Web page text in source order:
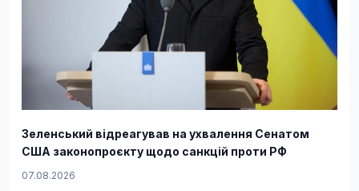
Зеленський відреагував на ухвалення Сенатом
США законопроєкту щодо санкцій проти РФ
07.08.2026